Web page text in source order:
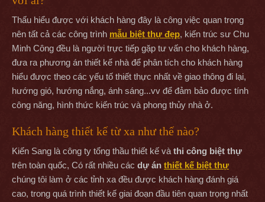
Thấu hiểu được với khách hàng đây là công việc quan trọng
nên tất cả các công trình mẫu biệt thự đẹp, kiến trúc sư Chu
Minh Công đều là người trực tiếp gặp tư vấn cho khách hàng,
đưa ra phương án thiết kế nhà để phân tích cho khách hàng
hiểu được theo các yếu tố thiết thực nhất về giao thông đi lại,
hướng gió, hướng nắng, ánh sáng...vv để đảm bảo được tính
công năng, hình thức kiến trúc và phong thủy nhà ở.
Khách hàng thiết kế từ xa như thế nào?
Kiến Sang là công ty tổng thầu thiết kế và thi công biệt thự
trên toàn quốc, Có rất nhiều các dự án thiết kế biệt thự
chúng tôi làm ở các tỉnh xa đều được khách hàng đánh giá
cao, trong quá trình thiết kế giai đoạn đầu tiên quan trọng nhất